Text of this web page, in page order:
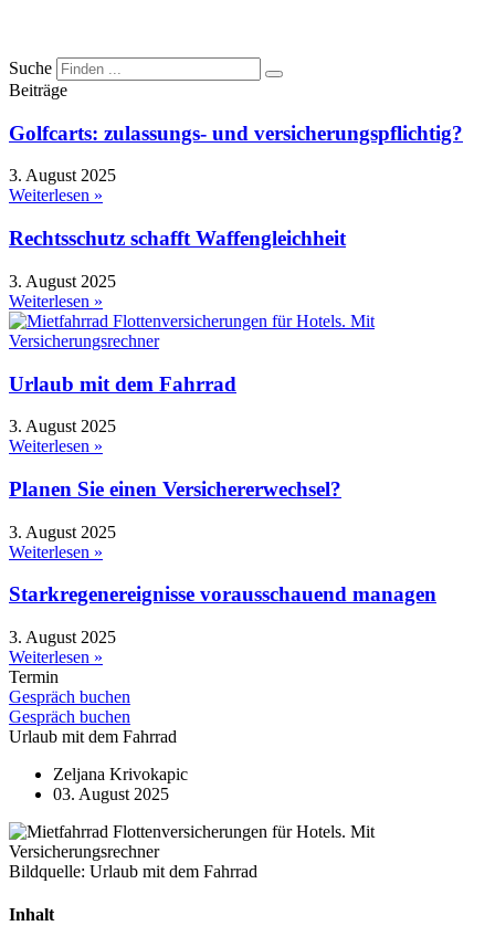
Suche
Beiträge
Golfcarts: zulassungs- und versicherungspflichtig?
3. August 2025
Weiterlesen »
Rechtsschutz schafft Waffengleichheit
3. August 2025
Weiterlesen »
Urlaub mit dem Fahrrad
3. August 2025
Weiterlesen »
Planen Sie einen Versichererwechsel?
3. August 2025
Weiterlesen »
Starkregenereignisse vorausschauend managen
3. August 2025
Weiterlesen »
Termin
Gespräch buchen
Gespräch buchen
Urlaub mit dem Fahrrad
Zeljana Krivokapic
03. August 2025
Bildquelle: Urlaub mit dem Fahrrad
Inhalt